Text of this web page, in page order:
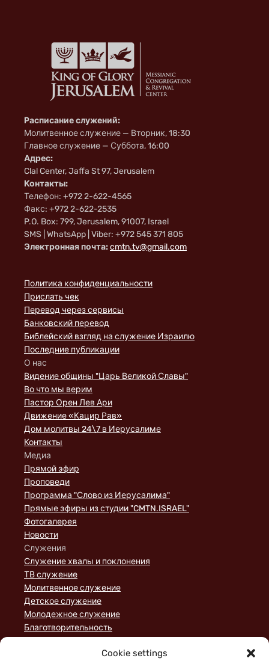
Cookie settings
Расписание служений:
Молитвенное служение — Вторник, 18:30
Главное служение — Суббота, 16:00
Адрес:
Clal Center, Jaffa St 97, Jerusalem
Контакты:
Телефон: +972 2-622-4565
Факс: +972 2-622-2535
P.O. Box: 799, Jerusalem, 91007, Israel
SMS | WhatsApp | Viber: +972 545 371 805
Электронная почта:cmtn.tv@gmail.com
Политика конфиденциальности
Прислать чек
Перевод через сервисы
Банковский перевод
Библейский взгляд на служение Израилю
Последние публикации
О нас
Видение общины "Царь Великой Славы"
Во что мы верим
Пастор Орен Лев Ари
Движение «Кацир Рав»
Дом молитвы 24\7 в Иерусалиме
Контакты
Медиа
Прямой эфир
Проповеди
Программа "Слово из Иерусалима"
Прямые эфиры из студии "CMTN.ISRAEL"
Фотогалерея
Новости
Служения
Служение хвалы и поклонения
ТВ служение
Молитвенное служение
Детское служение
Молодежное служение
Благотворительность
Служение порядка